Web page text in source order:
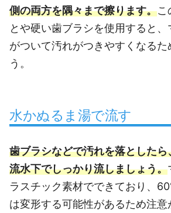
側の両方を隅々まで擦ります。こ
とや硬い歯ブラシを使用すると
がついて汚れがつきやすくなるた
う。
水かぬるま湯で流す
歯ブラシなどで汚れを落とした
流水下でしっかり流しましょう。
ラスチック素材でできており、
は変形する可能性があるため注意